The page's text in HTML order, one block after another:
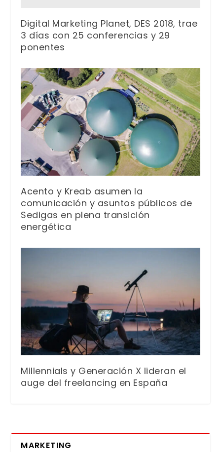
Digital Marketing Planet, DES 2018, trae
3 días con 25 conferencias y 29
ponentes
Acento y Kreab asumen la
comunicación y asuntos públicos de
Sedigas en plena transición
energética
Millennials y Generación X lideran el
auge del freelancing en España
MARKETING